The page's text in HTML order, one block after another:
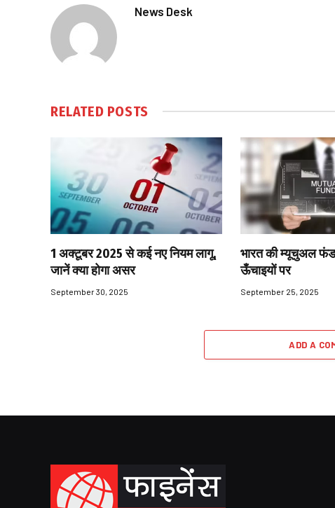
News Desk
RELATED POSTS
1 अक्टूबर 2025 से कई नए नियम लागू,
जानें क्या होगा असर
September 30, 2025
भारत की म्यूचुअल
ऊँचाइयों पर
September 25, 2025
ADD A